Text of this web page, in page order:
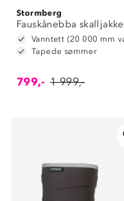
Stormberg
Fauskånebba skalljakke
Tapede sømmer
799,- 1 999,-